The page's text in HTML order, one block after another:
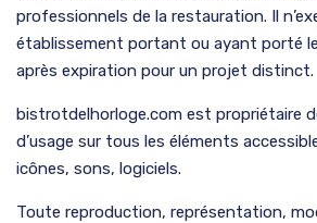
professionnels de la restauration. Il
établissement portant ou ayant porté
après expiration pour un projet distinct.
bistrotdelhorloge.com est propriétaire
d’usage sur tous les éléments
icônes, sons, logiciels.
Toute reproduction, représentation,